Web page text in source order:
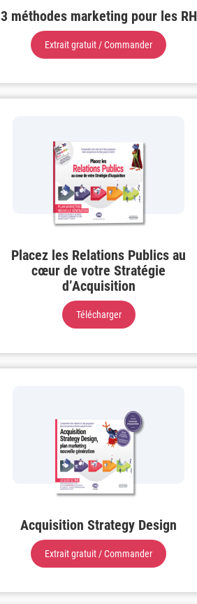
3 méthodes marketing pour les RH
Extrait gratuit / Commander
Placez les Relations Publics au
cœur de votre Stratégie
d’Acquisition
Télécharger
Acquisition Strategy Design
Extrait gratuit / Commander